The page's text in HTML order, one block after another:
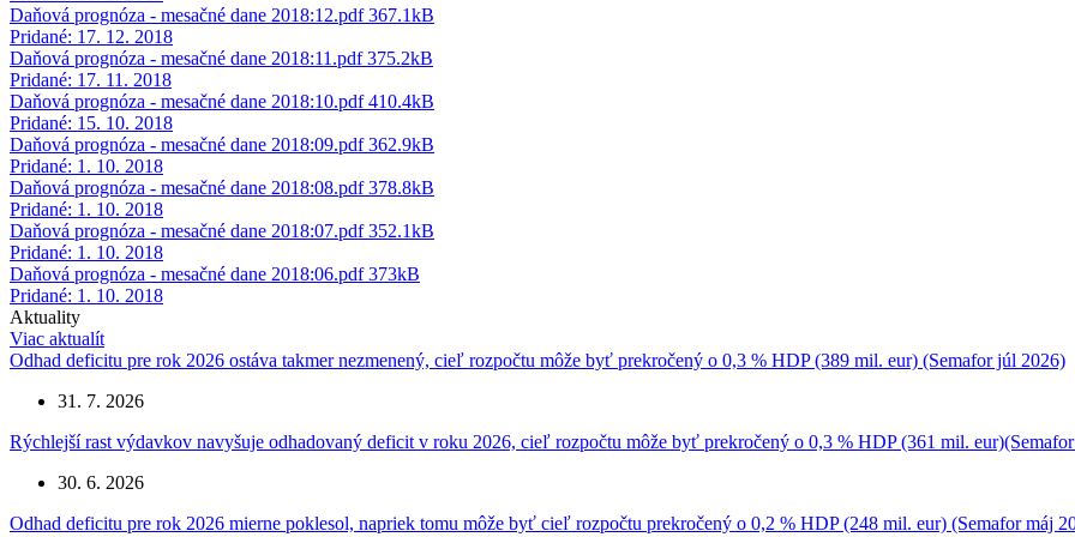
Daňová prognóza - mesačné dane 2018:12.pdf367.1kB
Pridané: 17. 12. 2018
Daňová prognóza - mesačné dane 2018:11.pdf375.2kB
Pridané: 17. 11. 2018
Daňová prognóza - mesačné dane 2018:10.pdf410.4kB
Pridané: 15. 10. 2018
Daňová prognóza - mesačné dane 2018:09.pdf362.9kB
Pridané: 1. 10. 2018
Daňová prognóza - mesačné dane 2018:08.pdf378.8kB
Pridané: 1. 10. 2018
Daňová prognóza - mesačné dane 2018:07.pdf352.1kB
Pridané: 1. 10. 2018
Daňová prognóza - mesačné dane 2018:06.pdf373kB
Pridané: 1. 10. 2018
Aktuality
Viac aktualít
Odhad deficitu pre rok 2026 ostáva takmer nezmenený, cieľ rozpočtu môže byť prekročený o 0,3 % HDP (389 mil. eur) (Semafor júl 2026)
31. 7. 2026
Rýchlejší rast výdavkov navyšuje odhadovaný deficit v roku 2026, cieľ rozpočtu môže byť prekročený o 0,3 % HDP (361 mil.
30. 6. 2026
Odhad deficitu pre rok 2026 mierne poklesol, napriek tomu môže byť cieľ rozpočtu prekročený o 0,2 % HDP (248 mil. eur) (Semafor máj